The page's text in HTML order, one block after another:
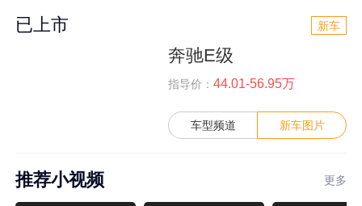
已上市 新车
奔驰E级
指导价： 44.01-56.95万
车型频道 新车图片
推荐小视频 更多